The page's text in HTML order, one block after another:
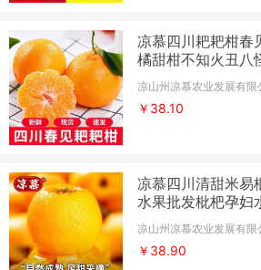
凉慕四川耙耙柑春
橘甜柑不知火丑八
凉山州凉慕农业发展有限
￥38.10
凉慕四川清甜米易
水果批发枇杷孕妇
凉山州凉慕农业发展有限
￥38.90